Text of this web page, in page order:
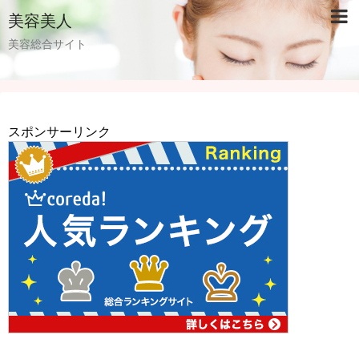
美容美人
美容総合サイト
スポンサーリンク